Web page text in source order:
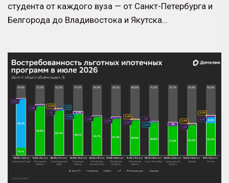
студента от каждого вуза — от Санкт-Петербурга и
Белгорода до Владивостока и Якутска…